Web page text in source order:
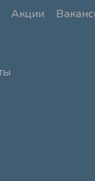
Акции